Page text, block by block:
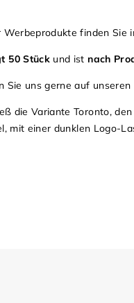
finden Sie
50 Stück und istnach
Sie uns gerne auf
die Variante Toronto,
mit einer dunklen Logo-